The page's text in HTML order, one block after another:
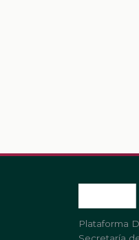
Plataforma